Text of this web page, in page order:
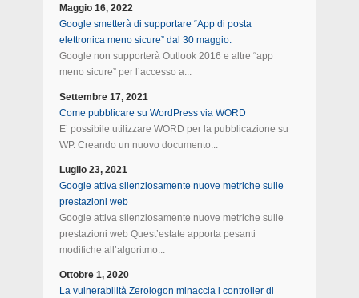
Maggio 16, 2022
Google smetterà di supportare “App di posta
elettronica meno sicure” dal 30 maggio.
Google non supporterà Outlook 2016 e altre “app
meno sicure” per l’accesso a...
Settembre 17, 2021
Come pubblicare su WordPress via WORD
E’ possibile utilizzare WORD per la pubblicazione su
WP. Creando un nuovo documento...
Luglio 23, 2021
Google attiva silenziosamente nuove metriche sulle
prestazioni web
Google attiva silenziosamente nuove metriche sulle
prestazioni web Quest’estate apporta pesanti
modifiche all’algoritmo...
Ottobre 1, 2020
La vulnerabilità Zerologon minaccia i controller di